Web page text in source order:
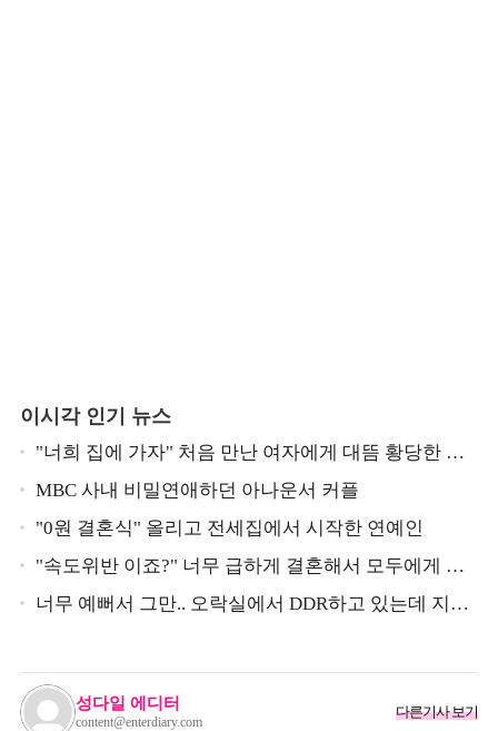
이시각 인기 뉴스
"너희 집에 가자" 처음 만난 여자에게 대뜸 황당한 요
구 했다는 MBC 아나운서
MBC 사내 비밀연애하던 아나운서 커플
"0원 결혼식" 올리고 전세집에서 시작한 연예인
"속도위반 이죠?" 너무 급하게 결혼해서 모두에게 의
심 받았던 스타
너무 예뻐서 그만.. 오락실에서 DDR하고 있는데 지나
성다일 에디터
content@enterdiary.com
다른기사 보기